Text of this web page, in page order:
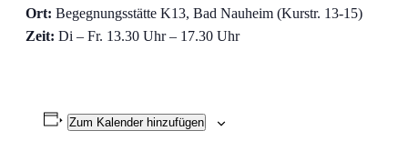
Ort: Begegnungsstätte K13, Bad Nauheim (Kurstr. 13-15)
Zeit: Di – Fr. 13.30 Uhr – 17.30 Uhr
Zum Kalender hinzufügen